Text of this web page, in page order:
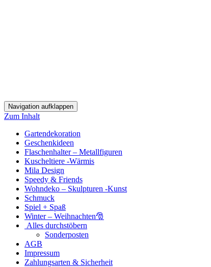
Navigation aufklappen
Zum Inhalt
Gartendekoration
Geschenkideen
Flaschenhalter – Metallfiguren
Kuscheltiere -Wärmis
Mila Design
Speedy & Friends
Wohndeko – Skulpturen -Kunst
Schmuck
Spiel + Spaß
Winter – Weihnachten🎅
Alles durchstöbern
Sonderposten
AGB
Impressum
Zahlungsarten & Sicherheit